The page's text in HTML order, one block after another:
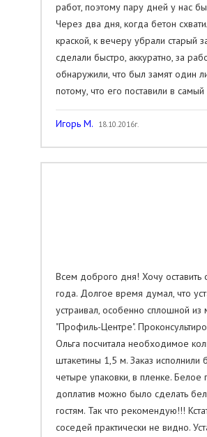
работ, поэтому пару дней у нас
Через два дня, когда бетон
краской, к вечеру убрали старый
сделали быстро, аккуратно, за
обнаружили, что был замят один
потому, что его поставили в
Игорь М. 18.10.2016г.
Всем доброго дня! Хочу оставить
года. Долгое время думал, что
устраивал, особенно сплошной из
"Профиль-Центре".
Ольга посчитала необходимое
штакетины 1,5 м. Заказ исполнили
четыре упаковки, в пленке.
доплатив можно было сделать
гостям. Так что рекомендую!!!
соседей практически не видно.